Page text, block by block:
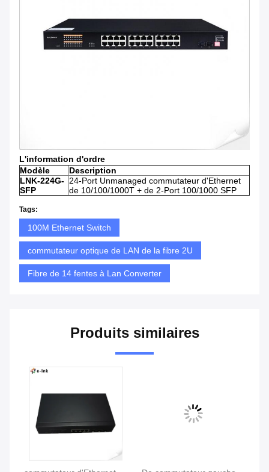
L'information d'ordre
Modèle
Description
LNK-224G-
SFP
24-Port Unmanaged commutateur d'Ethernet
de 10/100/1000T + de 2-Port 100/1000 SFP
Tags:
100M Ethernet Switch
commutateur optique de LAN de la fibre 2U
Fibre de 14 fentes à Lan Converter
Produits similaires